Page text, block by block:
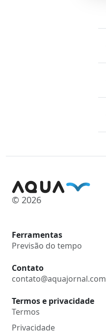
© 2026
Ferramentas
Previsão do tempo
Contato
contato@aquajornal.com
Termos e privacidade
Termos
Privacidade